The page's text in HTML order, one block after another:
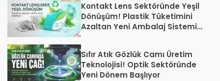
Kontakt Lens Sektöründe Yeşil
Dönüşüm! Plastik Tüketimini
Azaltan Yeni Ambalaj Sistemi
Sıfır Atık Gözlük Camı Üretim
Teknolojisi! Optik Sektöründe
Yeni Dönem Başlıyor